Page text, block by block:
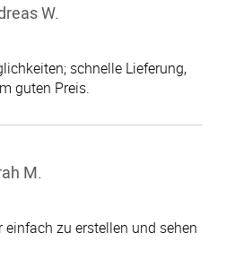
W.
schnelle Lieferung,
guten Preis.
M.
einfach zu erstellen und sehen